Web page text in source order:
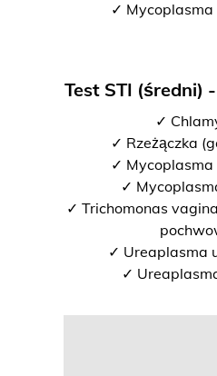
✓
Test STI (średni)
✓
✓ Rzeżączka
✓
✓
✓ Trichomonas
✓ Ureaplasma
✓